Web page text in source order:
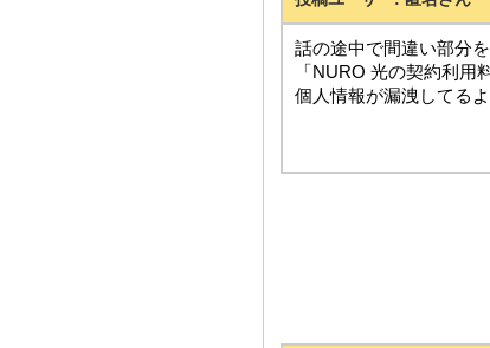
話の途中で間違い部分
「NURO 光の契約利用
個人情報が漏洩してる